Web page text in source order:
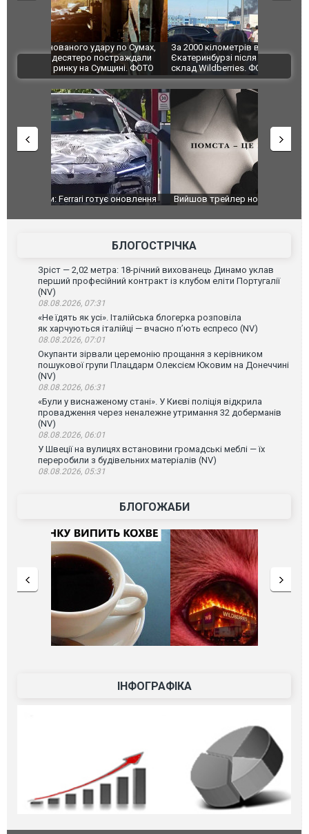
За 2000 кілометрів від кордону з Україною: в
Єкатеринбурзі після атаки дронів загорівся
склад Wildberries. ФОТО. ВІДЕО
"Мої
ВІДЕО
Вийшов трейлер нової екранізації легендарного
БЛОГОСТРІЧКА
Зріст — 2,02 метра: 18-річний вихованець Динамо уклав
перший професійний контракт із клубом еліти Португалії
(NV)
08.08.2026, 07:31
«Не їдять як усі». Італійська блогерка розповіла
як харчуються італійці — вчасно п’ють еспресо (NV)
08.08.2026, 07:01
Окупанти зірвали церемонію прощання з керівником
пошукової групи Плацдарм Олексієм Юковим на Донеччині
(NV)
08.08.2026, 06:31
«Були у виснаженому стані». У Києві поліція відкрила
провадження через неналежне утримання 32 доберманів
(NV)
08.08.2026, 06:01
У Швеції на вулицях встановини громадські меблі — їх
переробили з будівельних матеріалів (NV)
08.08.2026, 05:31
БЛОГОЖАБИ
ІНФОГРАФІКА